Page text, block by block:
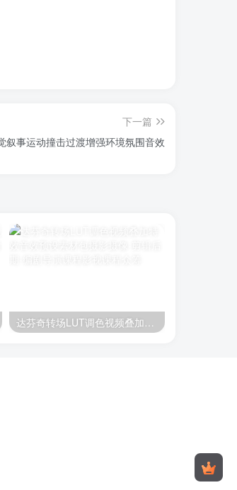
下一篇
叙事运动撞击过渡增强环境氛围音效
达芬奇转场LUT调色视频叠加特效音效预设素材包